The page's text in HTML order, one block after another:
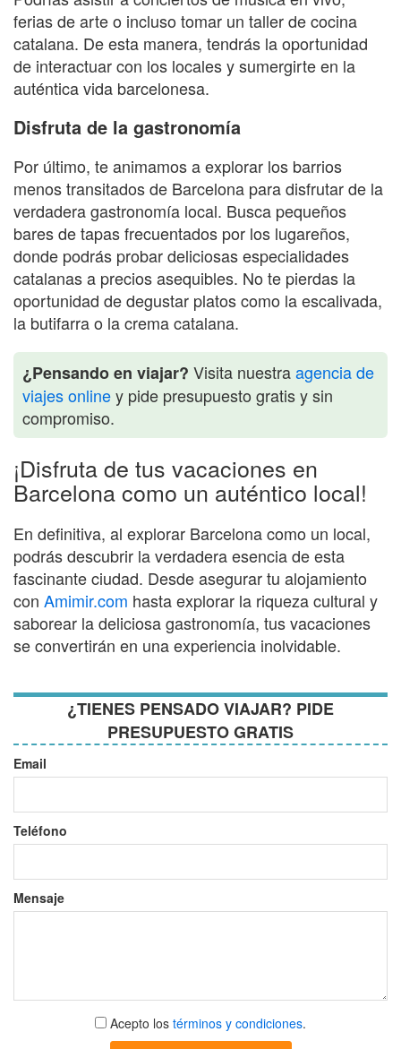
ferias de arte o incluso tomar un taller de cocina
catalana. De esta manera, tendrás la oportunidad
de interactuar con los locales y sumergirte en la
auténtica vida barcelonesa.
Disfruta de la gastronomía
Por último, te animamos a explorar los barrios
menos transitados de Barcelona para disfrutar de la
verdadera gastronomía local. Busca pequeños
bares de tapas frecuentados por los lugareños,
donde podrás probar deliciosas especialidades
catalanas a precios asequibles. No te pierdas la
oportunidad de degustar platos como la escalivada,
la butifarra o la crema catalana.
¿Pensando en viajar? Visita nuestraagencia de
viajes onliney pide presupuesto gratis y sin
compromiso.
¡Disfruta de tus vacaciones en
Barcelona como un auténtico local!
En definitiva, al explorar Barcelona como un local,
podrás descubrir la verdadera esencia de esta
fascinante ciudad. Desde asegurar tu alojamiento
con Amimir.com hasta explorar la riqueza cultural y
saborear la deliciosa gastronomía, tus vacaciones
se convertirán en una experiencia inolvidable.
¿TIENES PENSADO VIAJAR? PIDE
PRESUPUESTO GRATIS
Email
Teléfono
Mensaje
Aceptar
términos
Acepto los términos y condiciones.